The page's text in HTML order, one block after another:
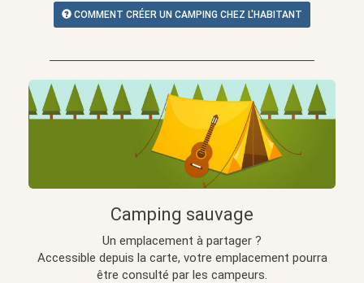
COMMENT CRÉER UN CAMPING CHEZ L'HABITANT
Camping sauvage
Un emplacement à partager ?
Accessible depuis la carte, votre emplacement pourra
être consulté par les campeurs.